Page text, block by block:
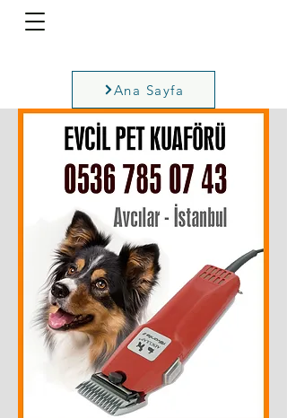
Ana Sayfa